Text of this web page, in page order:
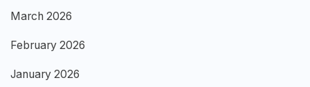
March 2026
February 2026
January 2026